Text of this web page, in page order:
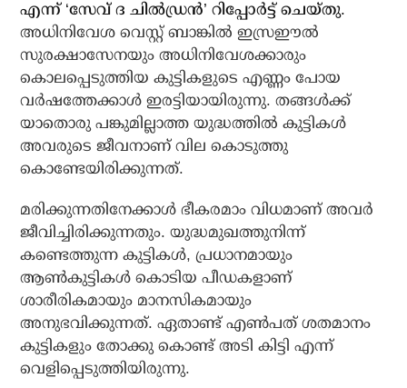
എന്ന് ‘സേവ് ദ ചില്‍ഡ്രന്‍’ റിപ്പോര്‍ട്ട് ചെയ്തു.
അധിനിവേശ വെസ്റ്റ് ബാങ്കില്‍ ഇസ്രഈല്‍
സുരക്ഷാസേനയും അധിനിവേശക്കാരും
കൊലപ്പെടുത്തിയ കുട്ടികളുടെ എണ്ണം പോയ
വര്‍ഷത്തേക്കാള്‍ ഇരട്ടിയായിരുന്നു. തങ്ങള്‍ക്ക്
യാതൊരു പങ്കുമില്ലാത്ത യുദ്ധത്തില്‍ കുട്ടികള്‍
അവരുടെ ജീവനാണ് വില കൊടുത്തു
കൊണ്ടേയിരിക്കുന്നത്.
മരിക്കുന്നതിനേക്കാള്‍ ഭീകരമാം വിധമാണ് അവര്‍
ജീവിച്ചിരിക്കുന്നതും. യുദ്ധമുഖത്തുനിന്ന്
കണ്ടെത്തുന്ന കുട്ടികള്‍, പ്രധാനമായും
ആണ്‍കുട്ടികള്‍ കൊടിയ പീഡകളാണ്
ശാരീരികമായും മാനസികമായും
അനുഭവിക്കുന്നത്. ഏതാണ്ട് എണ്‍പത് ശതമാനം
കുട്ടികളും തോക്കു കൊണ്ട് അടി കിട്ടി എന്ന്
വെളിപ്പെടുത്തിയിരുന്നു.